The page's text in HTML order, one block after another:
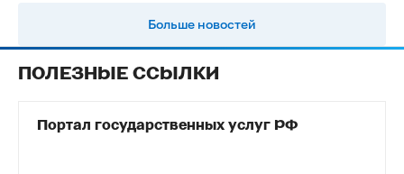
Больше новостей
ПОЛЕЗНЫЕ ССЫЛКИ
Портал государственных услуг РФ